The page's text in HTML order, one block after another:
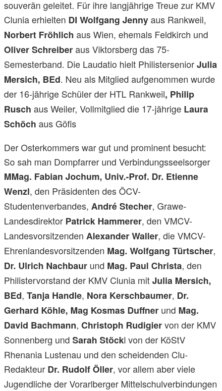
souverän geleitet. Für ihre langjährige Treue zur KMV
Clunia erhielten DI Wolfgang Jennyaus Rankweil,
Norbert Fröhlich aus Wien, ehemals Feldkirch und
Oliver Schreiberaus Viktorsberg das 75-
Semesterband. Die Laudatio hielt PhilisterseniorJulia
Mersich, BEd. Neu als Mitglied aufgenommen wurde
der 16-jährige Schüler der HTL Rankweil, Philip
Rusch aus Weiler, Vollmitglied die 17-jährige Laura
Schöch aus Göfis
Der Osterkommers war gut und prominent besucht:
So sah man Dompfarrer und Verbindungsseelsorger
MMag. Fabian Jochum, Univ.-Prof. Dr. Etienne
Wenzl, den Präsidenten des ÖCV-
Studentenverbandes, André Stecher, Grawe-
Landesdirektor Patrick Hammerer, den VMCV-
Landesvorsitzenden Alexander Waller, die VMCV-
Ehrenlandesvorsitzenden Mag. Wolfgang Türtscher,
Dr. Ulrich Nachbaur und Mag. Paul Christa, den
Philistervorstand der KMV Clunia mitJulia Mersich,
BEd, Tanja Handle, Nora Kerschbaumer, Dr.
Gerhard Köhle, Mag Kosmas Duffner und Mag.
David Bachmann, Christoph Rudigiervon der KMV
Sonnenberg und Sarah Stöckl von der KöStV
Rhenania Lustenau und den scheidenden Clu-
Redakteur Dr. Rudolf Öller, vor allem aber viele
Jugendliche der Vorarlberger Mittelschulverbindungen